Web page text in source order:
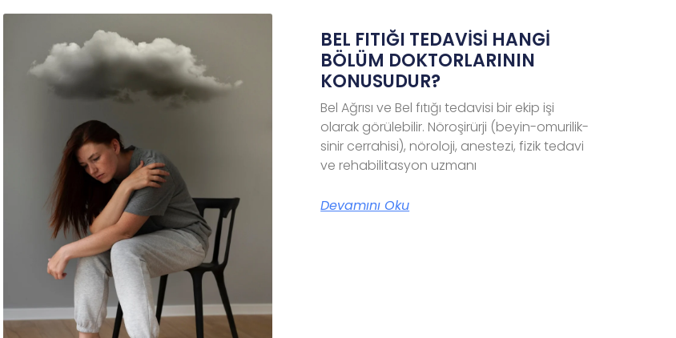
BEL FITIĞI TEDAVİSİ HANGİ
BÖLÜM DOKTORLARININ
KONUSUDUR?
Bel Ağrısı ve Bel fıtığı tedavisi bir ekip işi
olarak görülebilir. Nöroşirürji (beyin-omurilik-
sinir cerrahisi), nöroloji, anestezi, fizik tedavi
ve rehabilitasyon uzmanı
Devamını Oku